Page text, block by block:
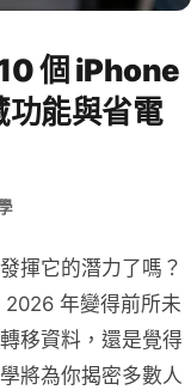
個 iPhone
能與省電
揮它的潛力了嗎？
2026 年變得前所未
移資料，還是覺得
將為你揭密多數人